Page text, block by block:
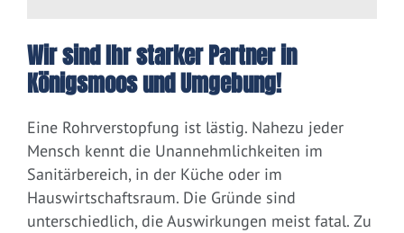
Wir sind Ihr starker Partner in
Königsmoos und Umgebung!
Eine Rohrverstopfung ist lästig. Nahezu jeder
Mensch kennt die Unannehmlichkeiten im
Sanitärbereich, in der Küche oder im
Hauswirtschaftsraum. Die Gründe sind
unterschiedlich, die Auswirkungen meist fatal. Zu